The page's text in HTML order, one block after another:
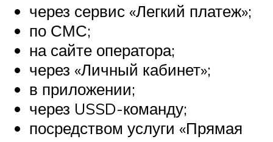
через сервис «Легкий платеж»;
по СМС;
на сайте оператора;
через «Личный кабинет»;
в приложении;
через USSD-команду;
посредством услуги «Прямая